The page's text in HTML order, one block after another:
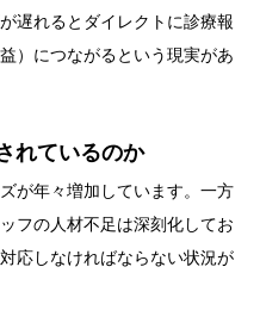
遅れるとダイレクトに診療報
）につながるという現実があ
れているのか
が年々増加しています。一方
フの人材不足は深刻化してお
応しなければならない状況が